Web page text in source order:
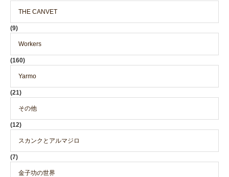
THE CANVET
(9)
Workers
(160)
Yarmo
(21)
その他
(12)
スカンクとアルマジロ
(7)
金子功の世界